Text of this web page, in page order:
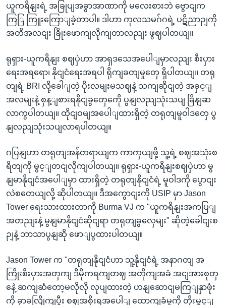
ယူကရိနျးရဲ့ အခြုပျအခွာအာဏာကို မလေးစားဘဲ ဗွောငျက
ကြြ ကြူးကြောျခဲ့တာပါ။ ဒါဟာ ကုလသမဂ်ဂရဲ့ ပဋိညာဉျကို
အတိအလငျး ခြိုးဖောကျလိုကျတာလညျး ဖွဈပါတယျ။
ရုရှား-ယူကရိနျး စဈပှဲဟာ အာရှဒသေအပေါျမှာလညျး စီးပှား
ရေးအရရော၊ နိုငျငံရေးအရပါ ရိုကျခတျမှုတှေ ရှိပါတယျ။ တရု
တျရဲ့ BRI လို့ခေါျတဲ့ ပိုးလမျးမသဈနဲ့ သကျဆိုငျတဲ့ အခှင့ျ
အလမျးနဲ့ စှန့ျစားရနိုငျခွတှေကေို ပွနျလညျသုံးသပျ ခြိနျဆ
လာကွပါတယျ။ ထိုငျဝမျအပေါျထားရှိတဲ့ တရုတျမူဝါဒတှေ ပွ
နျလညျသုံးသပျလာရပါတယျ။
ဂပြနျဟာ တရုတျအန်တရာယျက ကာကှယျဖို့ သူ့ရဲ့ စဈအသုံးစ
ရိတျကို မွင့ျတငျလိုကျပါတယျ။ ရုရှား-ယူကရိနျးစဈပှဲဟာ မွ
နျမာနိုငျငံအပေါျမှာ ထားရှိတဲ့ တရုတျနိုငျငံရဲ့ မူဝါဒကို ပွောငျး
လဲစတေယျလို့ ဆိုပါတယျ။ ဒီအကွောငျးကို USIP မှာ Jason
Tower ရေးသားထားတာကို Burma VJ က "ယူကရိနျးအကပြျ
အတညျးနဲ့ မွနျမာနိုငျငံဆိုငျရာ တရုတျခွလှေမျး" ဆိုတဲ့ခေါငျးစ
ဉျနဲ့ ဘာသာပွနျဆို ဖောျပွထားပါတယျ။
Jason Tower က "တရုတျနိုငျငံဟာ သူ့နိုငျငံရဲ့ အနာဂတျ အ
ကြိုးစီးပှားအတှကျ ဒီမိုကရကျတဈ အတိုကျအခံ အငျအားစုတှ
နေဲ့ ဆကျဆံတော့မလိုလို လုပျထားတဲ့ ဟနျဆောငျမကြျနှာဖုံး
ကို ခှာခလြိုကျပွီး စဈအစိုးရအပေါျ ထောကျခံမှုကို တိုးမွှင့ျ